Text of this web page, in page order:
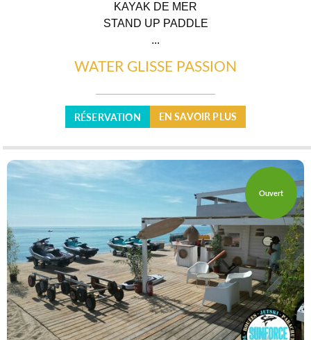
KAYAK DE MER
STAND UP PADDLE
...
WATER GLISSE PASSION
RÉSERVATION EN SAVOIR PLUS
Ouvert